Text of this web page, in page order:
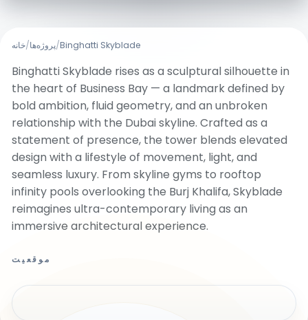
خانه/پروژه‌ها/Binghatti Skyblade
Binghatti Skyblade rises as a sculptural silhouette in
the heart of Business Bay — a landmark defined by
bold ambition, fluid geometry, and an unbroken
relationship with the Dubai skyline. Crafted as a
statement of presence, the tower blends elevated
design with a lifestyle of movement, light, and
seamless luxury. From skyline gyms to rooftop
infinity pools overlooking the Burj Khalifa, Skyblade
reimagines ultra-contemporary living as an
immersive architectural experience.
موقعیت